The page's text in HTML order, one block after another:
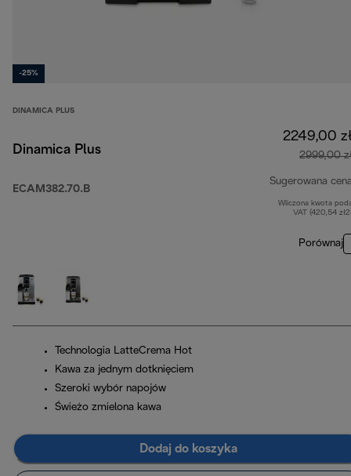
-25%
DINAMICA PLUS
Dinamica Plus
ECAM382.70.B
2249,00
2999,00
Sugerowana
Wliczona kwota
VAT (420,54
Porównaj
Technologia LatteCrema Hot
Kawa za jednym dotknięciem
Szeroki wybór napojów
Świeżo zmielona kawa
Dodaj do koszyka